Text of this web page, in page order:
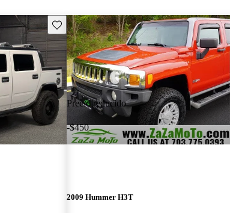
Guarda este Aviso
Precio reducido
-$450
2009 Hummer H3T